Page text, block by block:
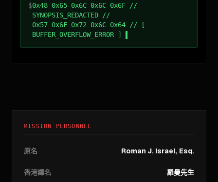
$0x48 0x65 0x6C 0x6C 0x6F //
SYNOPSIS_REDACTED //
0x57 0x6F 0x72 0x6C 0x64 // [
BUFFER_OVERFLOW_ERROR ]
MISSION PERSONNEL
原名 Roman J. Israel, Esq.
香港譯名 羅曼先生